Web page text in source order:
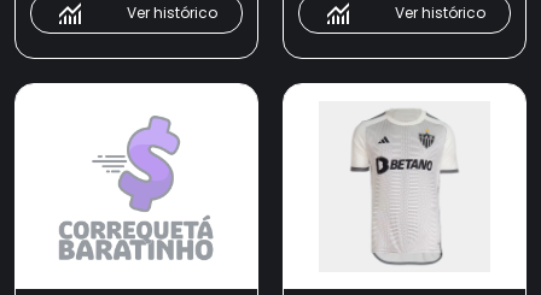
Ver histórico Ver histórico